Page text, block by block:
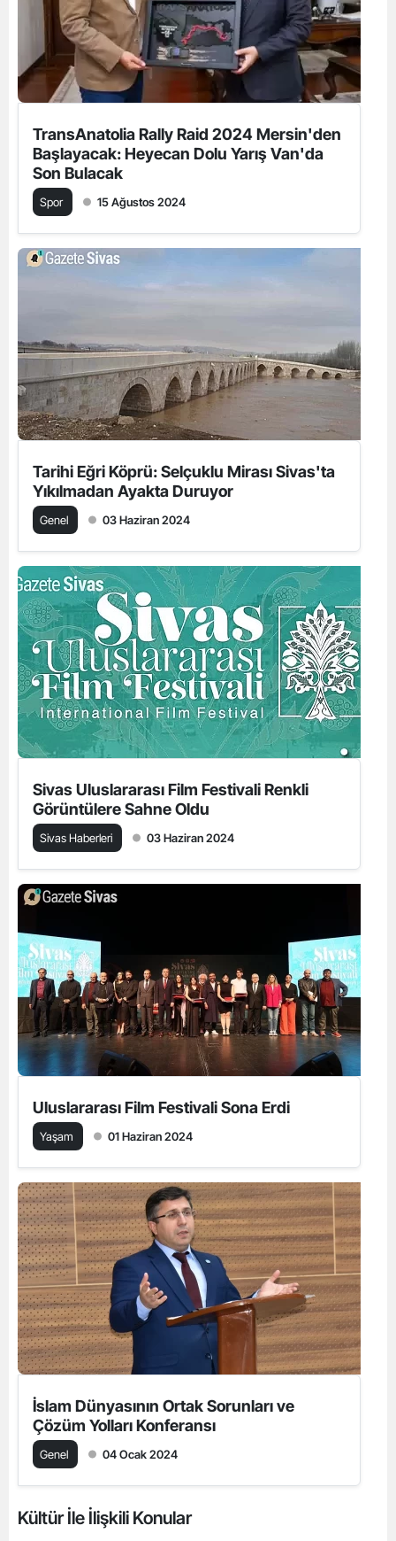
TransAnatolia Rally Raid 2024 Mersin'den
Başlayacak: Heyecan Dolu Yarış Van'da
Son Bulacak
Spor 15 Ağustos 2024
Tarihi Eğri Köprü: Selçuklu Mirası Sivas'ta
Yıkılmadan Ayakta Duruyor
Genel 03 Haziran 2024
Sivas Uluslararası Film Festivali Renkli
Görüntülere Sahne Oldu
Sivas Haberleri 03 Haziran 2024
Uluslararası Film Festivali Sona Erdi
Yaşam 01 Haziran 2024
İslam Dünyasının Ortak Sorunları ve
Çözüm Yolları Konferansı
Genel 04 Ocak 2024
Kültür İle İlişkili Konular